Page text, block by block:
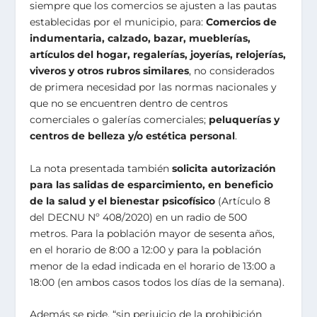
siempre que los comercios se ajusten a las pautas
establecidas por el municipio, para:Comercios de
indumentaria, calzado, bazar, mueblerías,
artículos del hogar, regalerías, joyerías, relojerías,
viveros y otros rubros similares, no considerados
de primera necesidad por las normas nacionales y
que no se encuentren dentro de centros
comerciales o galerías comerciales; peluquerías y
centros de belleza y/o estética personal.
La nota presentada tambiénsolicita autorización
para las salidas de esparcimiento, en beneficio
de la salud y el bienestar psicofísico (Artículo 8
del DECNU Nº 408/2020) en un radio de 500
metros. Para la población mayor de sesenta años,
en el horario de 8:00 a 12:00 y para la población
menor de la edad indicada en el horario de 13:00 a
18:00 (en ambos casos todos los días de la semana).
Además se pide, “sin perjuicio de la prohibición